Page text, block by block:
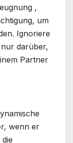
,
um
Ignoriere
darüber,
Partner
wenn er